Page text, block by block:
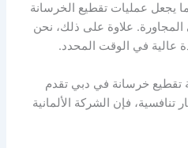
يجعل عمليات تقطيع الخرسانة
المجاورة. علاوة على ذلك، نحن
عالية في الوقت المحدد.
تقطيع خرسانة في دبي تقدم
فإن الشركة الألمانية